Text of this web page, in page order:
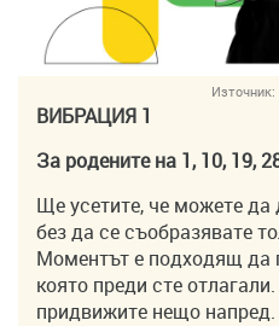
Източник:
ВИБРАЦИЯ 1
За родените на 1, 10, 19,
Ще усетите, че можете да
без да се съобразявате
Моментът е подходящ да
която преди сте
придвижите нещо напред.